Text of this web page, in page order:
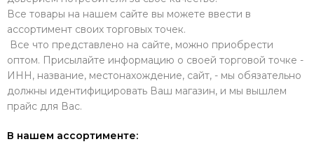
Все товары на нашем сайте вы можете ввести в
ассортимент своих торговых точек.
Все что представлено на сайте, можно приобрести
оптом. Присылайте информацию о своей торговой точке -
ИНН, название, местонахождение, сайт, - мы обязательно
должны идентифицировать Ваш магазин, и мы вышлем
прайс для Вас.
В нашем ассортименте: